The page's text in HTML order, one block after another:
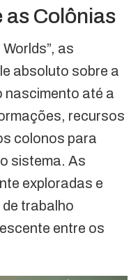
as Colônias
as
absoluto sobre a
nascimento até a
recursos
colonos para
sistema. As
exploradas e
trabalho
entre os